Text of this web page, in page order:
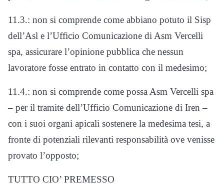
11.3.: non si comprende come abbiano potuto il Sisp
dell’Asl e l’Ufficio Comunicazione di Asm Vercelli
spa, assicurare l’opinione pubblica che nessun
lavoratore fosse entrato in contatto con il medesimo;
11.4.: non si comprende come possa Asm Vercelli spa
– per il tramite dell’Ufficio Comunicazione di Iren –
con i suoi organi apicali sostenere la medesima tesi, a
fronte di potenziali rilevanti responsabilità ove venisse
provato l’opposto;
TUTTO CIO’ PREMESSO